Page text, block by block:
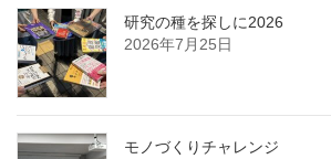
研究の種を探しに2026
2026年7月25日
モノづくりチャレンジ